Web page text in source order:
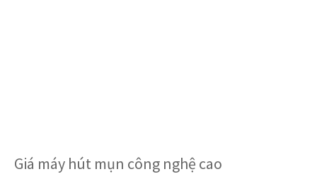
Giá máy hút mụn công nghệ cao